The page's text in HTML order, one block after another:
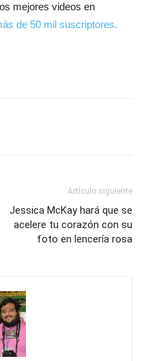
mejores videos en
de 50 mil suscriptores.
Artículo siguiente
Jessica McKay hará que se
acelere tu corazón con su
foto en lencería rosa